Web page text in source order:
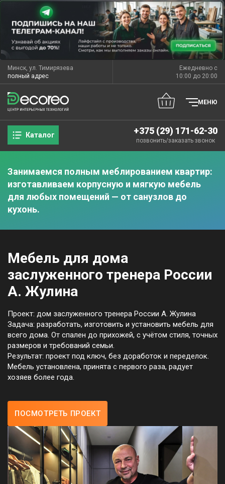
Минск, ул. Тимирязева
полный адрес
Ежедневно с
10:00 до 20:00
МЕНЮ
Каталог +375 (29) 171-62-30
позвонить/заказать звонок
Занимаемся полным меблированием квартир:
изготавливаем корпусную и мягкую мебель
для любых помещений — от санузлов до
кухонь.
Мебель для дома
заслуженного тренера России
А. Жулина
Проект: дом заслуженного тренера России А. Жулина
Задача: разработать, изготовить и установить мебель для
всего дома. От спален до прихожей, с учётом стиля, точных
размеров и требований семьи.
Результат: проект под ключ, без доработок и переделок.
Мебель установлена, принята с первого раза, радует
хозяев более года.
ПОСМОТРЕТЬ ПРОЕКТ